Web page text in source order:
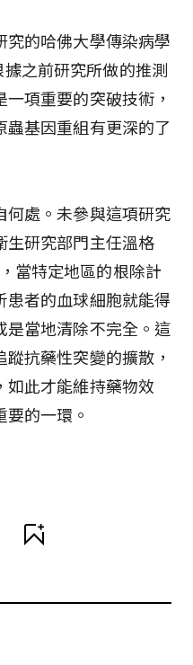
的哈佛大學傳染病學
之前研究所做的推測
項重要的突破技術，
基因重組有更深的了
何處。未參與這項研究
生研究部門主任溫格
當特定地區的根除計
者的血球細胞就能得
是當地清除不完全。這
抗藥性突變的擴散，
如此才能維持藥物效
的一環。